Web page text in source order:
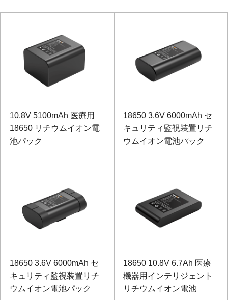
10.8V 5100mAh 医療用
18650 リチウムイオン電
池パック
18650 3.6V 6000mAh セ
キュリティ監視装置リチ
ウムイオン電池パック
18650 3.6V 6000mAh セ
キュリティ監視装置リチ
ウムイオン電池パック
18650 10.8V 6.7Ah 医療
機器用インテリジェント
リチウムイオン電池